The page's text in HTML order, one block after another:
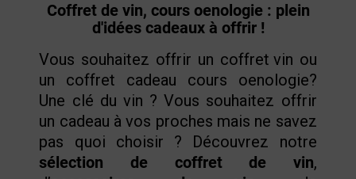
Coffret de vin, cours oenologie : plein
d'idées cadeaux à offrir !
Vous souhaitez offrir un coffret vin ou
un coffret cadeau cours oenologie?
Une clé du vin ? Vous souhaitez offrir
un cadeau à vos proches mais ne savez
pas quoi choisir ? Découvrez notre
sélection de coffret de vin,